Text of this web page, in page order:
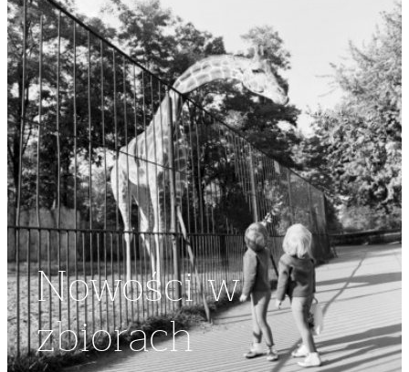
Nowości w
zbiorach